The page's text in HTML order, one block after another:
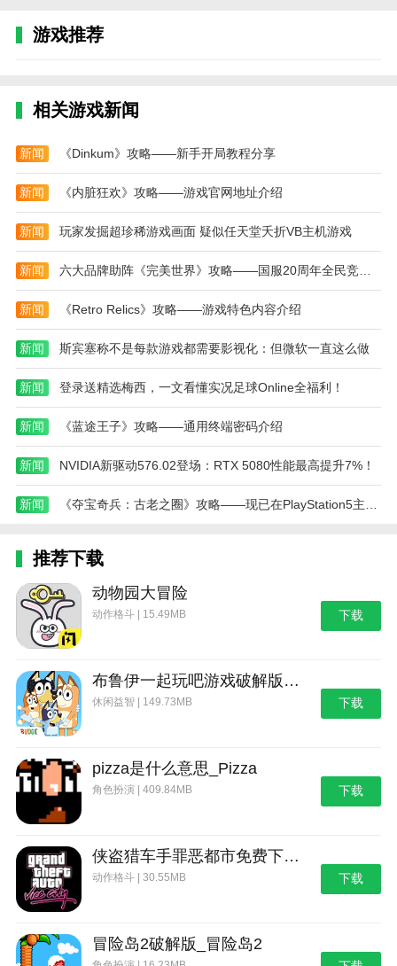
4、支持多人合作模式，玩家可以与朋友一起共同
3D模拟城市游戏内容
选择不同风格的建筑和公共设施，打造个性化的城市景
观；
2、任务系统和成就系统，通过完成各种任务目标
和挑战，玩家可以获得金币、资源奖励以及解锁新的功
能；
3、智能化的市民行为和反馈系统，玩家需要根据
市民的需求、情绪和社会互动来调整城市政策；
4、游戏内包含多个城市地图和地形类型，玩家可
以选择不同的地理环境进行城市建设，探索不同的玩法
策略。
3D模拟城市游戏测评
3D模拟城市游戏以其开放的游戏世界和高度自由的
建设玩法吸引了大量喜欢创造和策略的玩家。通过合理
的城市规划和资源管理，玩家将体验到从零开始打造一
座现代化大都市的成就感。游戏结合了建筑、经济、居
极具策略性和深度的城市经营内容，使得每一场游戏都
设与管理游戏，这款3D模拟城市游戏无疑是一个值得一
试的选择。
本站为您提供3D模拟城市的 手机游戏 ，欢迎大家
记住本站网址，本站是您下载安卓手游app最好的网
站！
热门搜索: 世界末日生存游戏攻略破解版(世界末日生存破解版最新
野外生存的世界游戏攻略综合篇(模拟野外生存游戏大全)
游戏推荐
相关游戏新闻
新闻 《Dinkum》攻略——新手开局教程分享
新闻 《内脏狂欢》攻略——游戏官网地址介绍
新闻 玩家发掘超珍稀游戏画面 疑似任天堂夭折VB主机游戏
新闻 六大品牌助阵《完美世界》攻略——国服20周年全民竞技赛助力活动开启！
新闻 《Retro Relics》攻略——游戏特色内容介绍
新闻 斯宾塞称不是每款游戏都需要影视化：但微软一直这么做
新闻 登录送精选梅西，一文看懂实况足球Online全福利！
新闻 《蓝途王子》攻略——通用终端密码介绍
新闻 NVIDIA新驱动576.02登场：RTX 5080性能最高提升7%！
新闻
推荐下载
动物园大冒险
动作格斗 | 15.49MB 下载
布鲁伊一起玩吧游戏破解版_布鲁伊：一起玩吧
休闲益智 | 149.73MB 下载
pizza是什么意思_Pizza
角色扮演 | 409.84MB 下载
侠盗猎车手罪恶都市免费下载_侠盗猎车手：罪恶都市
动作格斗 | 30.55MB 下载
冒险岛2破解版_冒险岛2